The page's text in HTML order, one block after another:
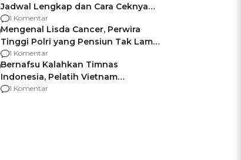
Jadwal Lengkap dan Cara Ceknya
agar Dana Tidak Hangus!
1 Komentar
Mengenal Lisda Cancer, Perwira
Tinggi Polri yang Pensiun Tak Lama
Usai Jadi Brigjen
1 Komentar
Bernafsu Kalahkan Timnas
Indonesia, Pelatih Vietnam
Berencana Pakai Jimat di Pakansari
1 Komentar